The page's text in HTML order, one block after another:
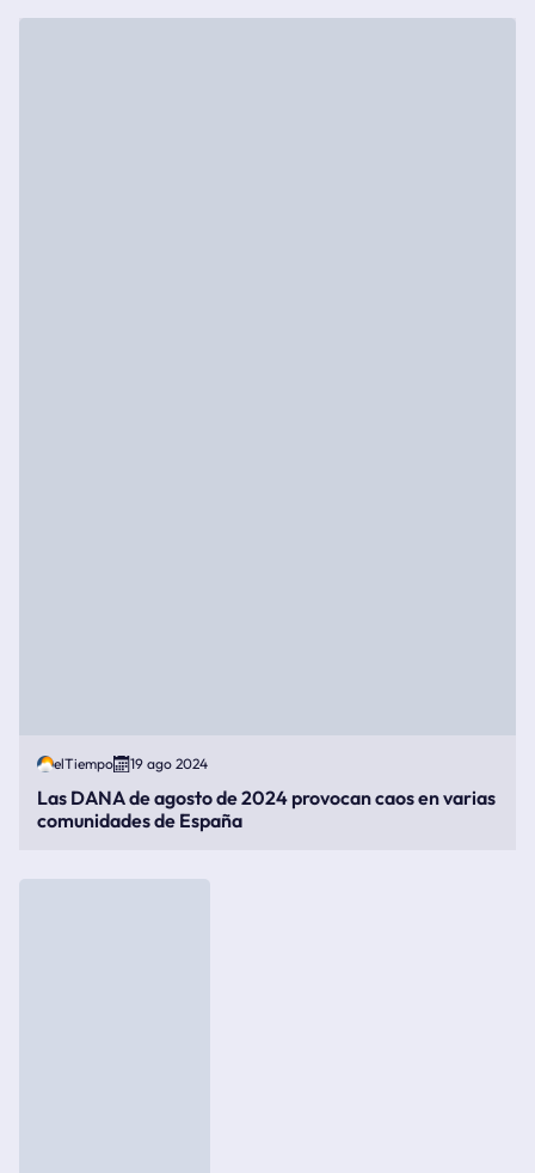
elTiempo 19 ago 2024
Las DANA de agosto de 2024 provocan caos en varias
comunidades de España